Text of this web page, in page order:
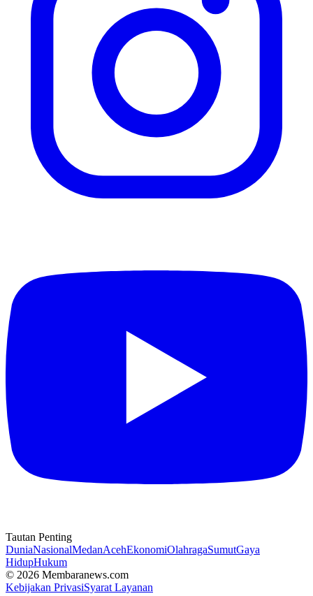
Tautan Penting
DuniaNasionalMedanAcehEkonomiOlahragaSumutGaya
HidupHukum
© 2026 Membaranews.com
Kebijakan PrivasiSyarat Layanan